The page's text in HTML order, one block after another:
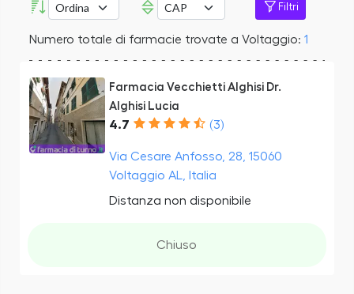
Filtri
Numero totale di farmacie trovate a Voltaggio: 1
Farmacia Vecchietti Alghisi Dr.
Alghisi Lucia
4.7 (3)
Via Cesare Anfosso, 28, 15060
Voltaggio AL, Italia
Distanza non disponibile
Chiuso